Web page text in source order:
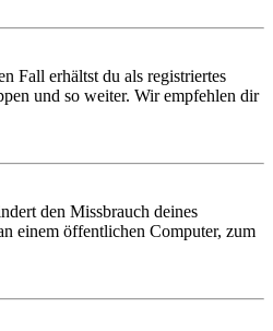
Fall erhältst du als registriertes
und so weiter. Wir empfehlen dir
den Missbrauch deines
einem öffentlichen Computer, zum